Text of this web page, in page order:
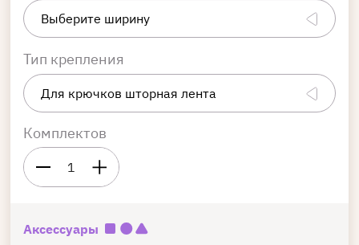
Тип крепления
Комплектов
1
Аксессуары